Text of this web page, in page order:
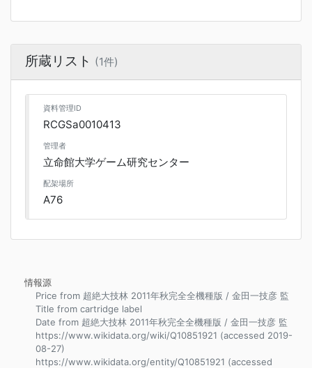
所蔵リスト (1件)
資料管理ID
RCGSa0010413
管理者
立命館大学ゲーム研究センター
配架場所
A76
情報源
Price from 超絶大技林 2011年秋完全全機種版 / 金田一技彦 監
Title from cartridge label
Date from 超絶大技林 2011年秋完全全機種版 / 金田一技彦 監
https://www.wikidata.org/wiki/Q10851921 (accessed 2019-
08-27)
https://www.wikidata.org/entity/Q10851921 (accessed